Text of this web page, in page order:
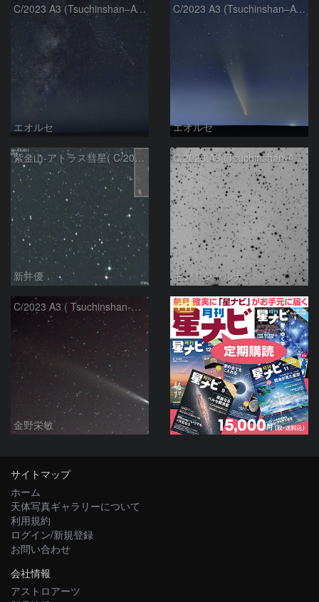
C/2023 A3 (Tsuchinshan–ATLAS)と天の川
エオルセ
C/2023 A3 (Tsuchinshan–ATLAS)
エオルセ
紫金山-アトラス彗星( C/2023A3 )：2025/09/16
新井優
C/2023 A3 (Tsuchinshan-ATLAS)
モンドシャルナ
C/2023 A3 ( Tsuchinshan-ATLAS )
金野栄敏
PR
サイトマップ
ホーム
天体写真ギャラリーについて
利用規約
ログイン/新規登録
お問い合わせ
会社情報
アストロアーツ